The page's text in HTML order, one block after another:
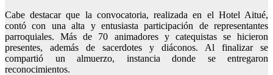
Cabe destacar que la convocatoria, realizada en el Hotel Aitué,
contó con una alta y entusiasta participación de representantes
parroquiales. Más de 70 animadores y catequistas se hicieron
presentes, además de sacerdotes y diáconos. Al finalizar se
compartió un almuerzo, instancia donde se entregaron
reconocimientos.